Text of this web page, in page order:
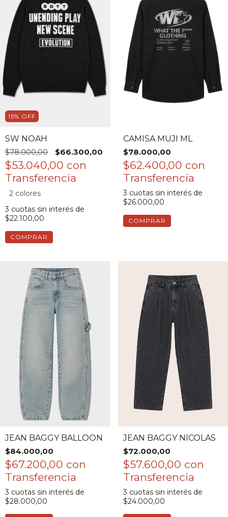
15% OFF
SW NOAH
$78.000,00
$66.300,00
$53.040,00 con
2 colores
3 cuotas sin interés de
$22.100,00
COMPRAR
CAMISA MUJI ML
$78.000,00
$62.400,00 con
3 cuotas sin interés de
$26.000,00
COMPRAR
JEAN BAGGY BALLOON
$84.000,00
$67.200,00 con
3 cuotas sin interés de
$28.000,00
JEAN BAGGY NICOLAS
$72.000,00
$57.600,00 con
3 cuotas sin interés de
$24.000,00